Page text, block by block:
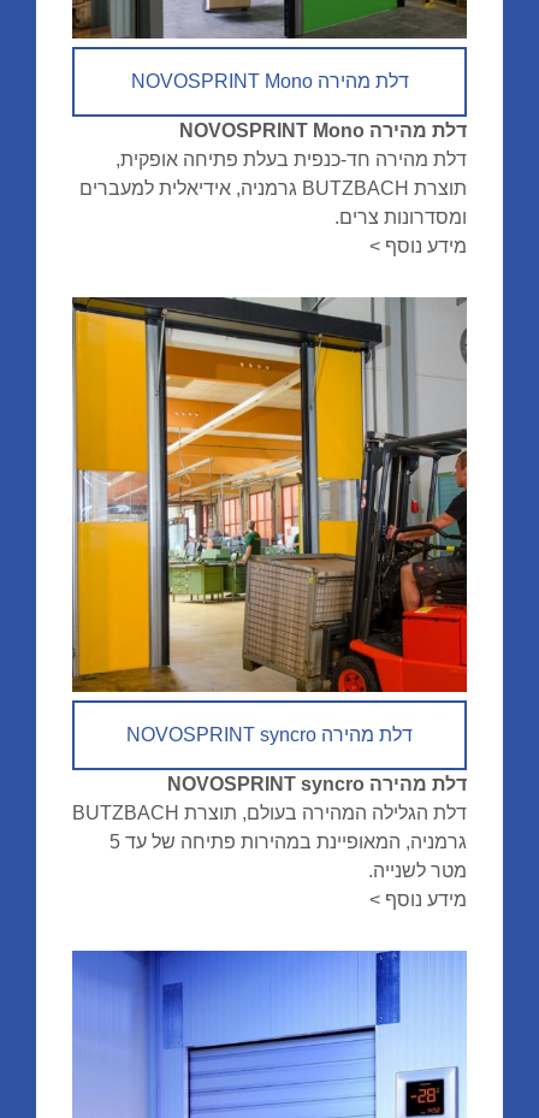
דלת מהירה NOVOSPRINT Mono
דלת מהירה NOVOSPRINT Mono
דלת מהירה חד-כנפית בעלת פתיחה אופקית,
תוצרת BUTZBACH גרמניה, אידיאלית למעברים
ומסדרונות צרים.
מידע נוסף >
דלת מהירה NOVOSPRINT syncro
דלת מהירה NOVOSPRINT syncro
דלת הגלילה המהירה בעולם, תוצרת BUTZBACH
גרמניה, המאופיינת במהירות פתיחה של עד 5
מטר לשנייה.
מידע נוסף >